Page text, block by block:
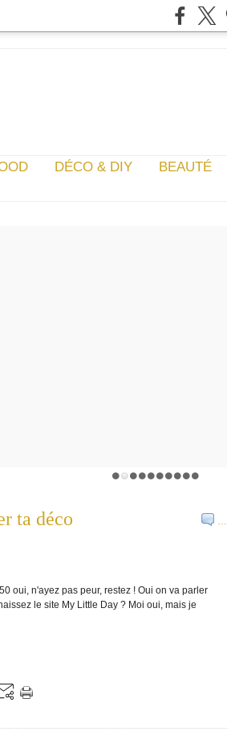
DÉCO & DIY BEAUTÉ
…
ta déco
oui, n'ayez pas peur, restez ! Oui on va parler
le site My Little Day ? Moi oui, mais je